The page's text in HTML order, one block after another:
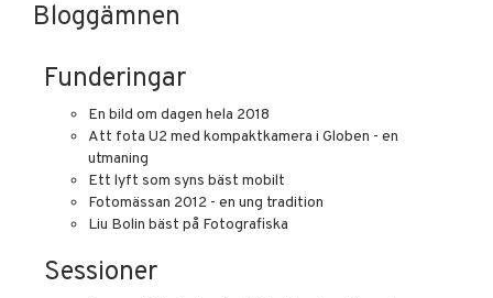
Bloggämnen
Funderingar
En bild om dagen hela 2018
Att fota U2 med kompaktkamera i Globen - en
utmaning
Ett lyft som syns bäst mobilt
Fotomässan 2012 - en ung tradition
Liu Bolin bäst på Fotografiska
Sessioner